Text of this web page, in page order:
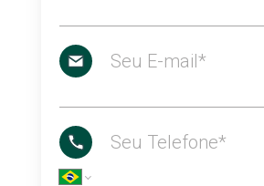
Seu E-mail*
Seu Telefone*